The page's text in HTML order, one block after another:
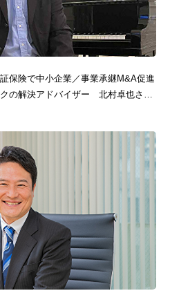
保険で中小企業／事業承継M&A促進
の解決アドバイザー 北村卓也さ